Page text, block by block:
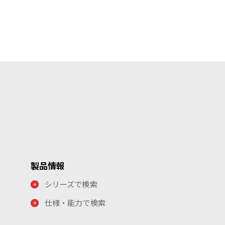
製品情報
シリーズで検索
仕様・能力で検索